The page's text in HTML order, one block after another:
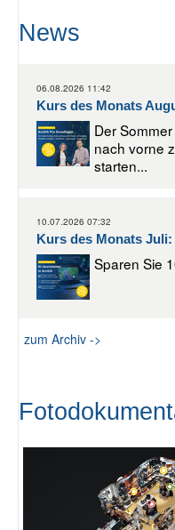
News
06.08.2026 11:42
Kurs des Monats
Der
nach vorne
starten...
10.07.2026 07:32
Kurs des Monats
Sparen Sie
zum Archiv ->